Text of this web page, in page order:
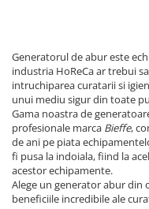
Generatorul de abur este
industria HoReCa ar trebui
intruchiparea curatarii si
unui mediu sigur din toate
Gama noastra de
profesionale marca Bieffe,
de ani pe piata
fi pusa la indoiala, fiind la
acestor echipamente.
Alege un generator abur din
beneficiile incredibile ale